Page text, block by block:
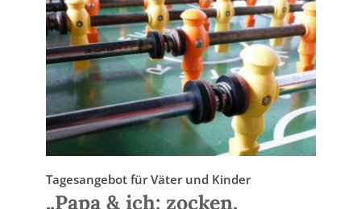
Tagesangebot für Väter und Kinder
„Papa & ich: zocken,